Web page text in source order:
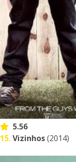
5.56
15.Vizinhos(2014)